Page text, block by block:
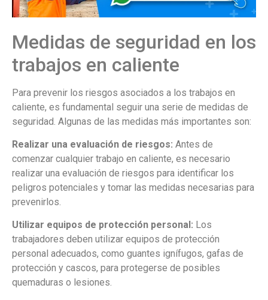
Medidas de seguridad en los
trabajos en caliente
Para prevenir los riesgos asociados a los trabajos en
caliente, es fundamental seguir una serie de medidas de
seguridad. Algunas de las medidas más importantes son:
Realizar una evaluación de riesgos: Antes de
comenzar cualquier trabajo en caliente, es necesario
realizar una evaluación de riesgos para identificar los
peligros potenciales y tomar las medidas necesarias para
prevenirlos.
Utilizar equipos de protección personal: Los
trabajadores deben utilizar equipos de protección
personal adecuados, como guantes ignífugos, gafas de
protección y cascos, para protegerse de posibles
quemaduras o lesiones.